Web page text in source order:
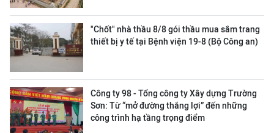
"Chốt" nhà thầu 8/8 gói thầu mua sắm trang
thiết bị y tế tại Bệnh viện 19-8 (Bộ Công an)
Công ty 98 - Tổng công ty Xây dựng Trường
Sơn: Từ “mở đường thắng lợi” đến những
công trình hạ tầng trọng điểm